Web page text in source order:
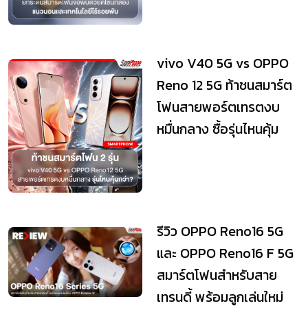
vivo V40 5G vs OPPO
Reno 12 5G ท้าชนสมาร์ต
โฟนสายพอร์ตเทรตงบ
หมื่นกลาง ซื้อรุ่นไหนคุ้ม
รีวิว OPPO Reno16 5G
และ OPPO Reno16 F 5G
สมาร์ตโฟนสำหรับสาย
เทรนดี้ พร้อมลูกเล่นใหม่